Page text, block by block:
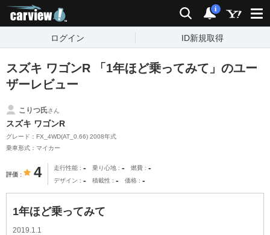
検索 通知
i
ログイン ID新規取得
スズキ ワゴンR 「1年ほど乗ってみて」のユー
ザーレビュー
こりつ氏さん
スズキ ワゴンR
グレード：FX_4WD(AT_0.66) 2008年式
乗車形式：マイカー
評価 4 走行性能 - 乗り心地 - 燃費 -
デザイン - 積載性 - 価格 -
1年ほど乗ってみて
2019.1.1